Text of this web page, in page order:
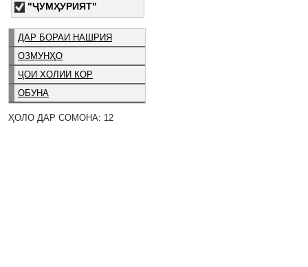
"ҶУМҲУРИЯТ"
ДАР БОРАИ НАШРИЯ
ОЗМУНҲО
ҶОИ ХОЛИИ КОР
ОБУНА
ҲОЛО ДАР СОМОНА: 12